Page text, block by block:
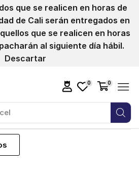
que se realicen en horas de
de Cali serán entregados en
que se realicen en horas
al siguiente día hábil.
Descartar
0 0